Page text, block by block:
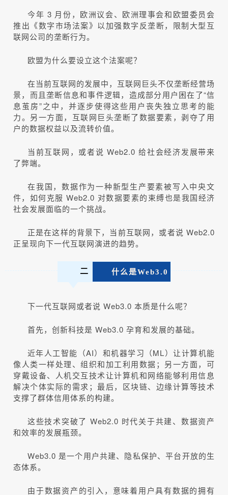
今年 3 月份，欧洲议会、欧洲理事会和欧盟委员会
推出《数字市场法案》以加强数字反垄断，限制大型互
联网公司的垄断行为。
欧盟为什么要设立这个法案呢？
在当前互联网的发展中，互联网巨头不仅垄断经营场
景，而且垄断信息和事件逻辑，造成部分用户困在了“信
息茧房”之中，并逐步使得这些用户丧失独立思考的能
力。另一方面，互联网巨头垄断了数据要素，剥夺了用
户的数据权益以及流转价值。
当前互联网，或者说 Web2.0 给社会经济发展带来
了弊端。
在我国，数据作为一种新型生产要素被写入中央文
件，如何克服 Web2.0 对数据要素的束缚也是我国经济
社会发展面临的一个挑战。
正是在这样的背景下，当前互联网，或者说 Web2.0
正呈现向下一代互联网演进的趋势。
二 什么是Web3.0
下一代互联网或者说 Web3.0 本质是什么呢？
首先，创新科技是 Web3.0 孕育和发展的基础。
近年人工智能（AI）和机器学习（ML）让计算机能
像人类一样处理、组织和加工利用数据；另一方面，可
穿戴设备、人机交互技术让计算机和网络能够利用信息
解决个体实际的需求；最后，区块链、边缘计算等技术
支撑了群体信用体系的构建。
这些技术突破了 Web2.0 时代关于共建、数据资产
和效率的发展瓶颈。
Web3.0 是一个用户共建、隐私保护、平台开放的生
态体系。
由于数据资产的引入，意味着用户具有数据的拥有